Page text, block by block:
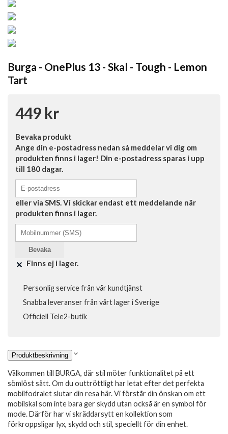
Burga - OnePlus 13 - Skal - Tough - Lemon
Tart
449 kr
Bevaka produkt
Ange din e-postadress nedan så meddelar vi dig om
produkten finns i lager! Din e-postadress sparas i upp
till 180 dagar.
eller via SMS. Vi skickar endast ett meddelande när
produkten finns i lager.
Bevaka
Finns ej i lager.
Personlig service från vår kundtjänst
Snabba leveranser från vårt lager i Sverige
Officiell Tele2-butik
Produktbeskrivning
Välkommen till BURGA, där stil möter funktionalitet på ett
sömlöst sätt. Om du outtröttligt har letat efter det perfekta
mobilfodralet slutar din resa här. Vi förstår din önskan om ett
mobilskal som inte bara ger skydd utan också är en symbol för
mode. Därför har vi skräddarsytt en kollektion som
förkroppsligar lyx, skydd och stil, speciellt för din enhet.